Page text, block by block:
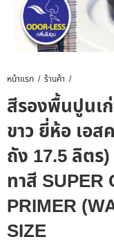
หน้าแรก ร้านค้า
สีรองพื้นปูนเ
ขาว ยี่ห้อ เอส
ถัง 17.5 ลิต
ทาสี SUPER
PRIMER
SIZE